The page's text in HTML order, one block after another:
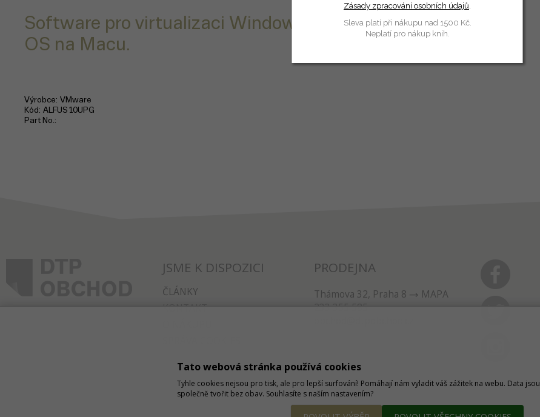
Software pro virtualizaci Windows a dalších
OS na Macu.
Výrobce VMware
Kód ALFUS10UPG
Part No.
JSME K DISPOZICI
ČLÁNKY
KONTAKT
PRODEJNA
Thámova 32, Praha 8
MAPA
233 355 585
Tato webová stránka používá cookies
Tyhle cookies nejsou pro tisk, ale pro lepší surfování! Pomáhají nám vyladit váš zážitek na webu. Data
společně tvořit bez obav. Souhlasíte s naším nastavením?
Zásady zpracování osobních údajů
Sleva platí při nákupu nad 1500 Kč.
Neplatí pro nákup knih.